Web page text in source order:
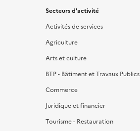
Secteurs d'activité
Activités de services
Agriculture
Arts et culture
BTP - Bâtiment et Travaux Publics
Commerce
Juridique et financier
Tourisme - Restauration